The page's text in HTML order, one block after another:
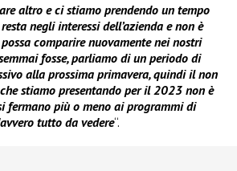
altro e ci stiamo prendendo un tempo
negli interessi dell’azienda e non è
comparire nuovamente nei nostri
fosse, parliamo di un periodo di
alla prossima primavera, quindi il non
stiamo presentando per il 2023 non è
fermano più o meno ai programmi di
tutto da vedere“.